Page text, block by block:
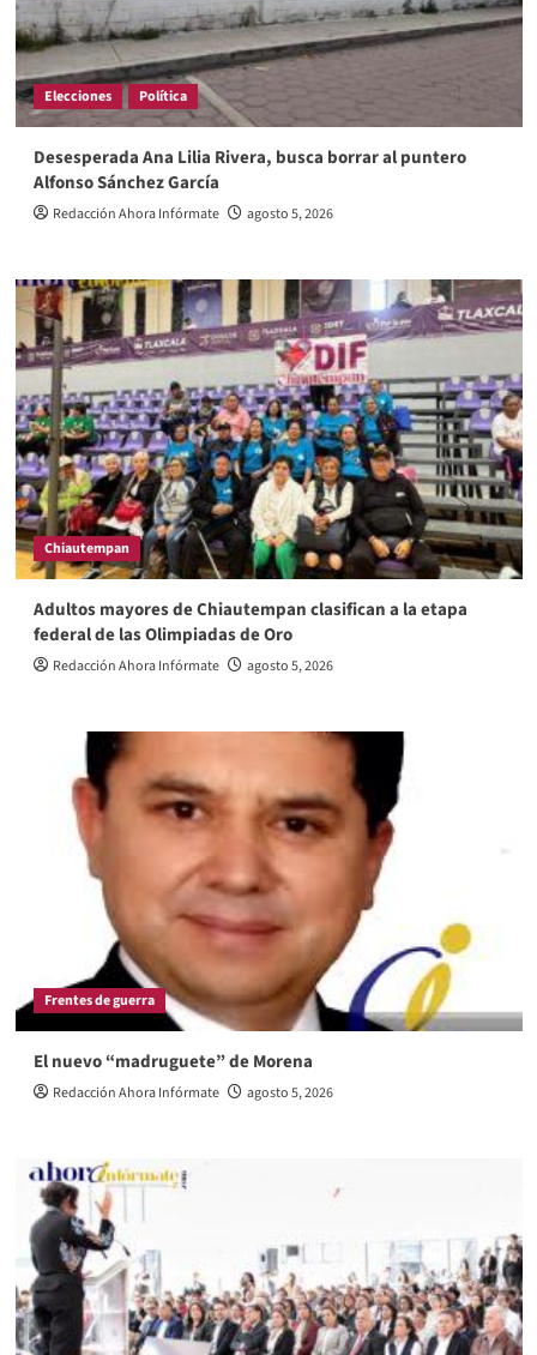
Elecciones Política
Desesperada Ana Lilia Rivera, busca borrar al puntero
Alfonso Sánchez García
Redacción Ahora Infórmate agosto 5, 2026
Chiautempan
Adultos mayores de Chiautempan clasifican a la etapa
federal de las Olimpiadas de Oro
Redacción Ahora Infórmate agosto 5, 2026
Frentes de guerra
El nuevo “madruguete” de Morena
Redacción Ahora Infórmate agosto 5, 2026